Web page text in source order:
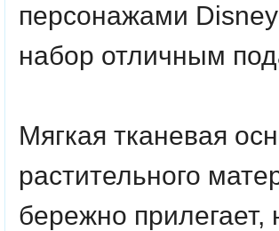
персонажами
набор отличным
Мягкая тканевая
растительного
бережно прилегает,